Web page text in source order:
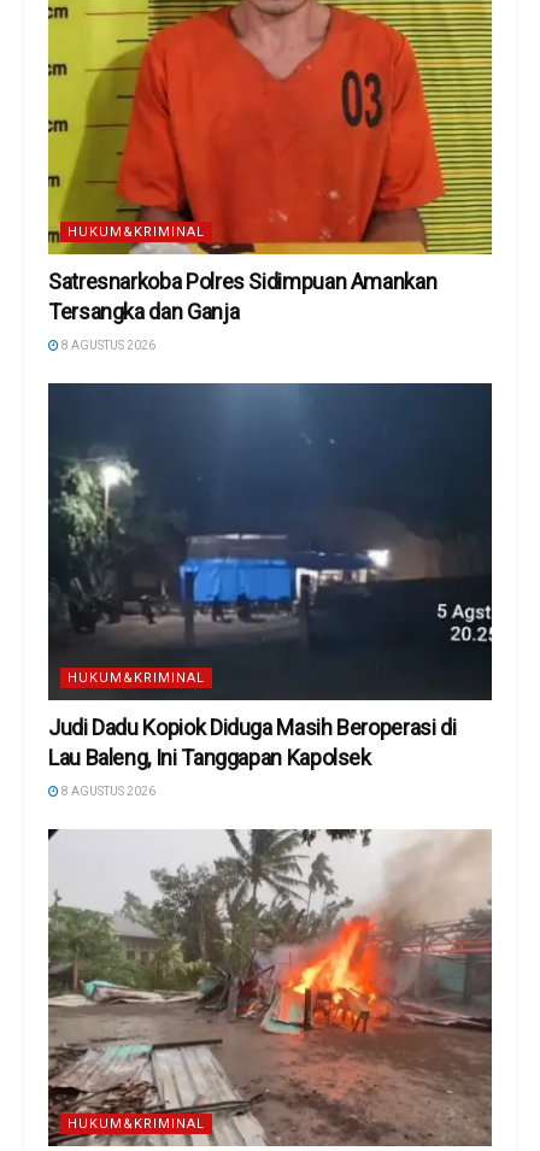
HUKUM&KRIMINAL
Satresnarkoba Polres Sidimpuan Amankan
Tersangka dan Ganja
8 AGUSTUS 2026
HUKUM&KRIMINAL
Judi Dadu Kopiok Diduga Masih Beroperasi di
Lau Baleng, Ini Tanggapan Kapolsek
8 AGUSTUS 2026
HUKUM&KRIMINAL